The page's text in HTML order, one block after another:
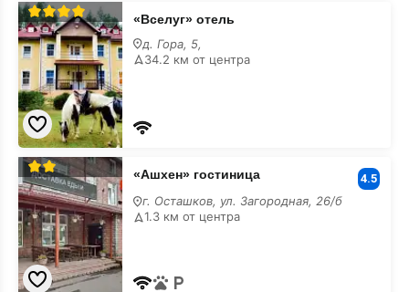
«Вселуг»
отель
«Вселуг» отель
д. Гора, 5,
34.2 км от центра
«Ашхен»
гостиница
«Ашхен» гостиница 4.5
г. Осташков, ул. Загородная, 26/б
1.3 км от центра